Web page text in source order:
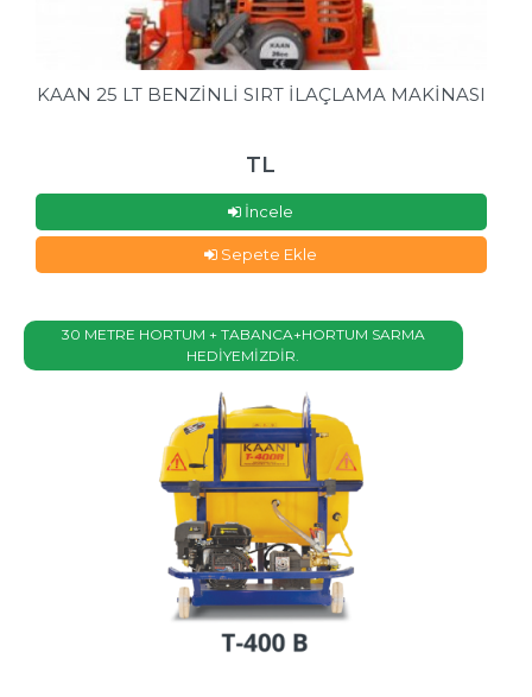
KAAN 25 LT BENZİNLİ SIRT İLAÇLAMA MAKİNASI
TL
İncele
Sepete Ekle
30 METRE HORTUM + TABANCA+HORTUM SARMA
HEDİYEMİZDİR.